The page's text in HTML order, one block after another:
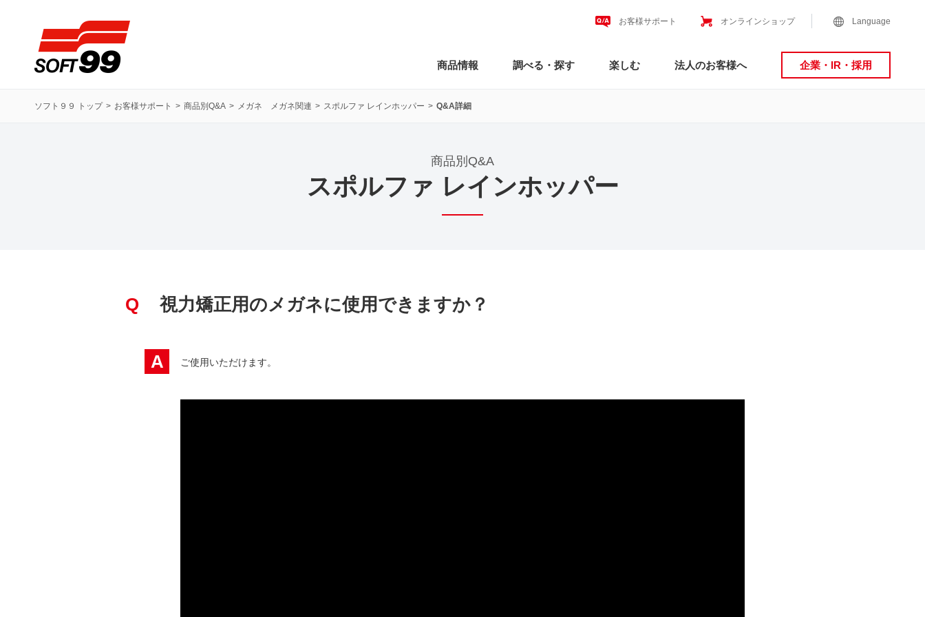
お客様サポート オンラインショップ Language
商品情報 調べる・探す 楽しむ 法人のお客様へ 企業・IR・採用
ソフト９９ トップ お客様サポート 商品別Q&A メガネ メガネ関連 スポルファ レインホッパー Q&A詳細
商品別Q&A
スポルファ レインホッパー
Q 視力矯正用のメガネに使用できますか？
A ご使用いただけます。